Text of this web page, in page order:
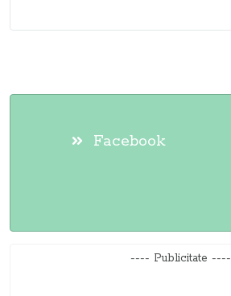
Facebook
---- Publicitate ----